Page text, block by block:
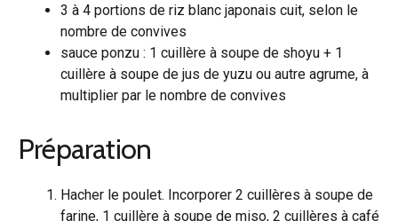
3 à 4 portions de riz blanc japonais cuit, selon le
nombre de convives
sauce ponzu : 1 cuillère à soupe de shoyu + 1
cuillère à soupe de jus de yuzu ou autre agrume, à
multiplier par le nombre de convives
Préparation
Hacher le poulet. Incorporer 2 cuillères à soupe de
farine, 1 cuillère à soupe de miso, 2 cuillères à café